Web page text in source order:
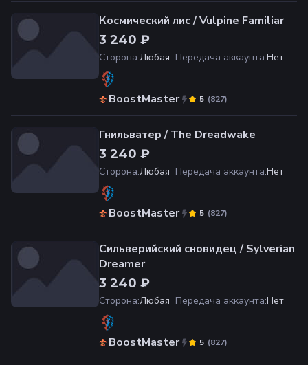
Космический лис / Vulpine Familiar
3 240 ₽
Сторона:Любая Передача аккаунта:Нет
BoostMaster (827)
5
Гнильватер / The Dreadwake
3 240 ₽
Сторона:Любая Передача аккаунта:Нет
BoostMaster (827)
5
Сильверийский сновидец / Sylverian
Dreamer
3 240 ₽
Сторона:Любая Передача аккаунта:Нет
BoostMaster (827)
5